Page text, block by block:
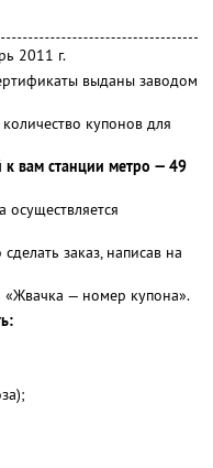
2011 г.
выданы заводом
купонов для
вам станции метро — 49
осуществляется
заказ, написав на
«Жвачка — номер купона».